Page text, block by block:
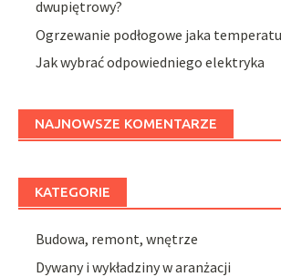
dwupiętrowy?
Ogrzewanie podłogowe jaka
Jak wybrać odpowiedniego elektryka
NAJNOWSZE KOMENTARZE
KATEGORIE
Budowa, remont, wnętrze
Dywany i wykładziny w aranżacji